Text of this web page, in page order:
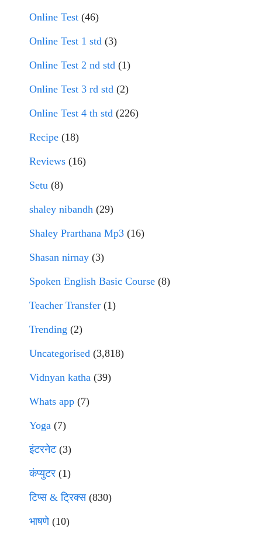
Online Test (46)
Online Test 1 std (3)
Online Test 2 nd std (1)
Online Test 3 rd std (2)
Online Test 4 th std (226)
Recipe (18)
Reviews (16)
Setu (8)
shaley nibandh (29)
Shaley Prarthana Mp3 (16)
Shasan nirnay (3)
Spoken English Basic Course (8)
Teacher Transfer (1)
Trending (2)
Uncategorised (3,818)
Vidnyan katha (39)
Whats app (7)
Yoga (7)
इंटरनेट(3)
कंप्युटर (1)
टिप्स & ट्रिक्स(830)
भाषणे(10)